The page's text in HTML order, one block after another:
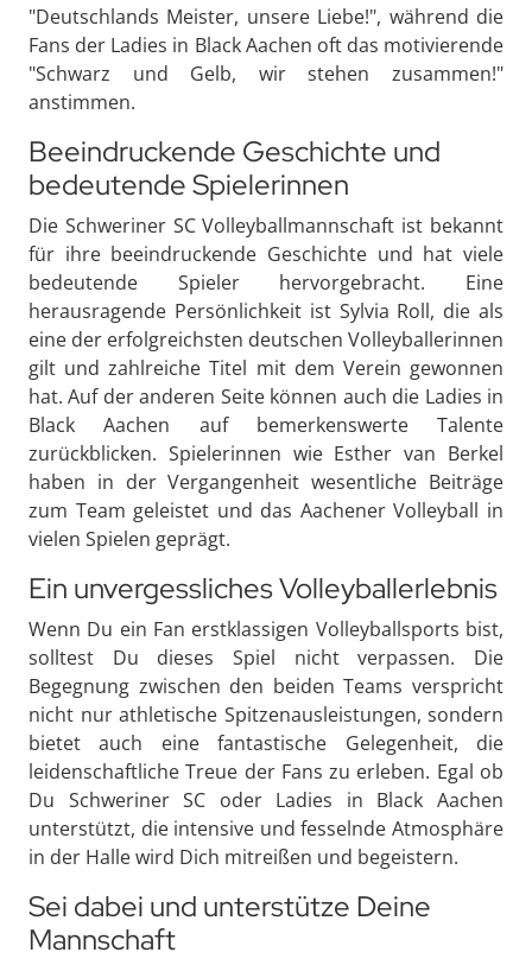
"Deutschlands Meister, unsere Liebe!", während die
Fans der Ladies in Black Aachen oft das motivierende
"Schwarz und Gelb, wir stehen zusammen!"
anstimmen.
Beeindruckende Geschichte und
bedeutende Spielerinnen
Die Schweriner SC Volleyballmannschaft ist bekannt
für ihre beeindruckende Geschichte und hat viele
bedeutende Spieler hervorgebracht. Eine
herausragende Persönlichkeit ist Sylvia Roll, die als
eine der erfolgreichsten deutschen Volleyballerinnen
gilt und zahlreiche Titel mit dem Verein gewonnen
hat. Auf der anderen Seite können auch die Ladies in
Black Aachen auf bemerkenswerte Talente
zurückblicken. Spielerinnen wie Esther van Berkel
haben in der Vergangenheit wesentliche Beiträge
zum Team geleistet und das Aachener Volleyball in
vielen Spielen geprägt.
Ein unvergessliches Volleyballerlebnis
Wenn Du ein Fan erstklassigen Volleyballsports bist,
solltest Du dieses Spiel nicht verpassen. Die
Begegnung zwischen den beiden Teams verspricht
nicht nur athletische Spitzenausleistungen, sondern
bietet auch eine fantastische Gelegenheit, die
leidenschaftliche Treue der Fans zu erleben. Egal ob
Du Schweriner SC oder Ladies in Black Aachen
unterstützt, die intensive und fesselnde Atmosphäre
in der Halle wird Dich mitreißen und begeistern.
Sei dabei und unterstütze Deine
Mannschaft